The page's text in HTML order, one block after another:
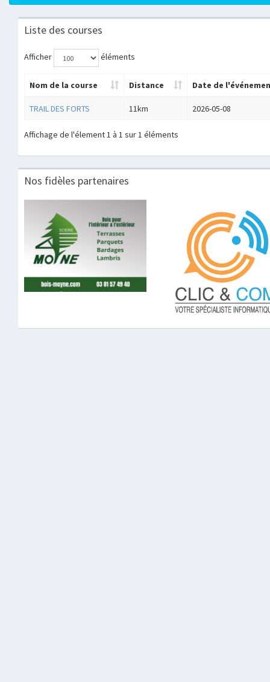
Liste des courses
Afficher éléments
Nom de la course Distance Date de
TRAIL DES FORTS 11km 2026-05-08
Affichage de l'élement 1 à 1 sur 1 éléments
Nos fidèles partenaires